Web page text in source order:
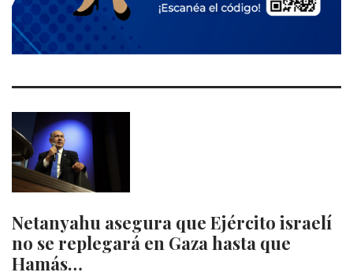
Netanyahu asegura que Ejército israelí
no se replegará en Gaza hasta que
Hamás…